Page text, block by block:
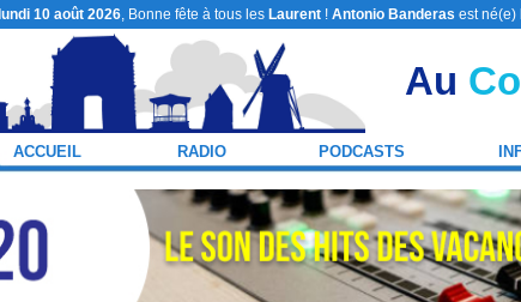
lundi 10 août 2026, Bonne fête à tous les Laurent! Antonio Banderas est né(e)
Au
ACCUEIL RADIO PODCASTS